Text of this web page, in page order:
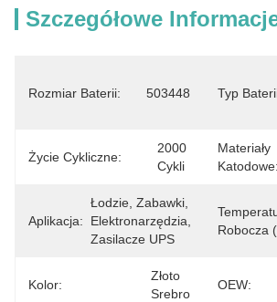
Szczegółowe
Rozmiar Baterii: 503448 Typ
Życie Cykliczne:
2000
Cykli
Materiały
Katodowe:
Aplikacja:
Łodzie, Zabawki,
Elektronarzędzia,
Zasilacze UPS
Robocza
Kolor:
Złoto
Srebro
OEW: